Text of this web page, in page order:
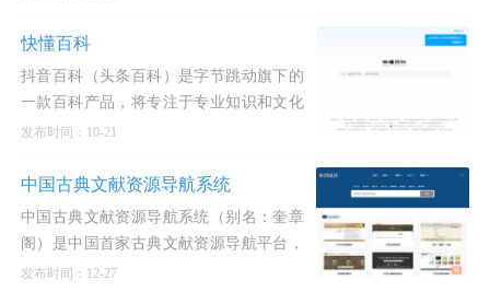
动网站，同时也是规模第二
快懂百科
抖音百科（头条百科）是字节跳动旗下的
一款百科产品，将专注于专业知识和文化
方面。抖音百科是一个由字节跳动公司旗
联网百科全书平台，致力于
发布时间：10-21
中国古典文献资源导航系统
中国古典文献资源导航系统（别名：奎章
阁）是中国首家古典文献资源导航平台，
属于数字人文基础设施，2019年10月在线
发布时间：12-27